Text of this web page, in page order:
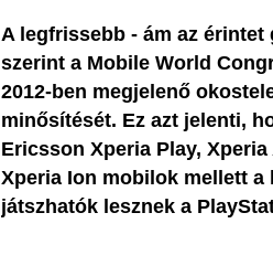
A legfrissebb - ám az
szerint a Mobile World
2012-ben megjelenő
minősítését. Ez azt jelenti,
Ericsson Xperia Play,
Xperia Ion mobilok mellett a
játszhatók lesznek a